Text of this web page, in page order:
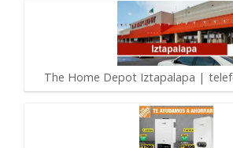
The Home Depot Iztapalapa |